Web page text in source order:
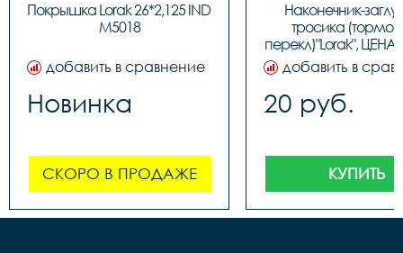
Покрышка Lorak 26*2,125 IND
M5018
добавить в сравнение
Новинка
СКОРО В ПРОДАЖЕ
Наконечник-
тросика
перекл)"Lorak", ЦЕНА
(100шт в
добавить в
20 руб.
КУПИТЬ